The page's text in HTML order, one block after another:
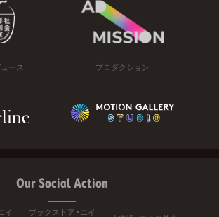
ース プロダクション
Our Social Action
イ
ブックストア・エイ